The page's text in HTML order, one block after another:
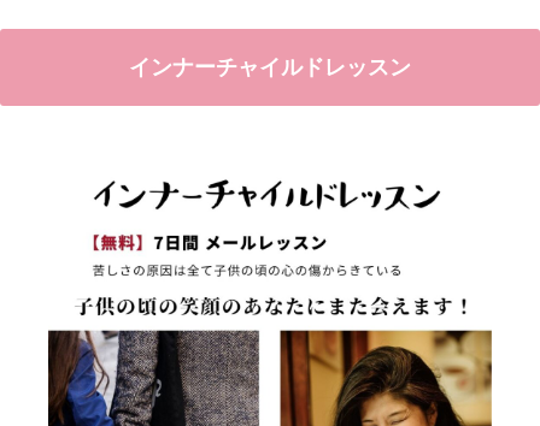
インナーチャイルドレッスン